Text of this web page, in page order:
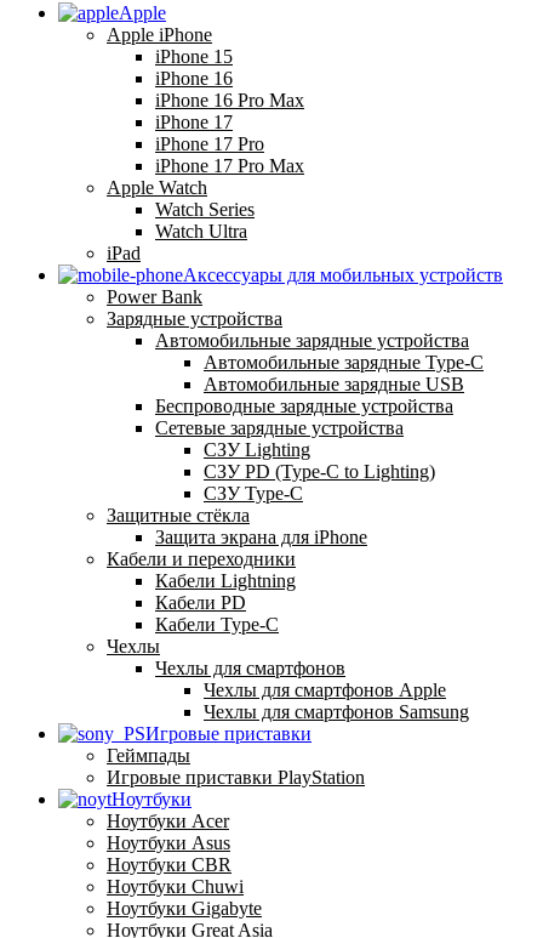
Apple
Apple iPhone
iPhone 15
iPhone 16
iPhone 16 Pro Max
iPhone 17
iPhone 17 Pro
iPhone 17 Pro Max
Apple Watch
Watch Series
Watch Ultra
iPad
Аксессуары для мобильных устройств
Power Bank
Зарядные устройства
Автомобильные зарядные устройства
Автомобильные зарядные Type-C
Автомобильные зарядные USB
Беспроводные зарядные устройства
Сетевые зарядные устройства
СЗУ Lighting
СЗУ PD (Type-C to Lighting)
СЗУ Type-C
Защитные стёкла
Защита экрана для iPhone
Кабели и переходники
Кабели Lightning
Кабели PD
Кабели Type-C
Чехлы
Чехлы для смартфонов
Чехлы для смартфонов Apple
Чехлы для смартфонов Samsung
Игровые приставки
Геймпады
Игровые приставки PlayStation
Ноутбуки
Ноутбуки Acer
Ноутбуки Asus
Ноутбуки CBR
Ноутбуки Chuwi
Ноутбуки Gigabyte
Ноутбуки Great Asia